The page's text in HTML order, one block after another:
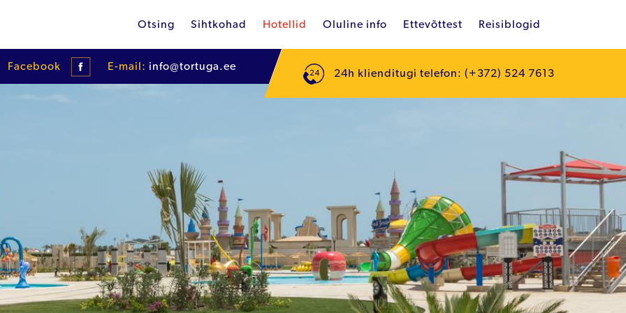
Otsing Sihtkohad Hotellid Oluline info Ettevõttest Reisiblogid
Facebook E-mail: info@tortuga.ee
24h klienditugi telefon: (+372) 524 7613